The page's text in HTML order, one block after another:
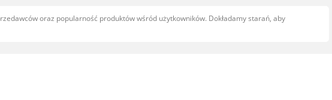
oraz popularność produktów wśród użytkowników. Dokładamy starań, aby